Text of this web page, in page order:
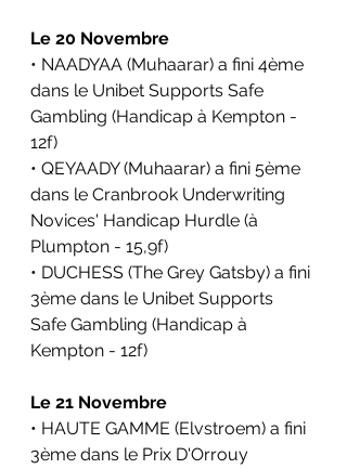
Le 20 Novembre
• NAADYAA (Muhaarar) a fini 4ème
dans le Unibet Supports Safe
Gambling (Handicap à Kempton -
12f)
• QEYAADY (Muhaarar) a fini 5ème
dans le Cranbrook Underwriting
Novices' Handicap Hurdle (à
Plumpton - 15,9f)
• DUCHESS (The Grey Gatsby) a fini
3ème dans le Unibet Supports
Safe Gambling (Handicap à
Kempton - 12f)
Le 21 Novembre
• HAUTE GAMME (Elvstroem) a fini
3ème dans le Prix D'Orrouy